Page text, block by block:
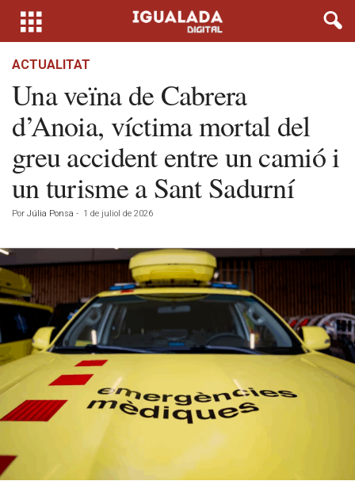
ACTUALITAT
Una veïna de Cabrera
d’Anoia, víctima mortal del
greu accident entre un camió i
un turisme a Sant Sadurní
Por Júlia Ponsa - 1 de juliol de 2026